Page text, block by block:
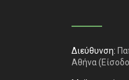
Διεύθυνση:
Αθήνα